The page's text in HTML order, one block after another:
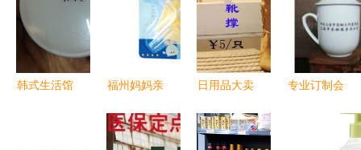
韩式生活馆
福州妈妈亲
哈奇宝宝安
日用品大卖
销，实惠到
专业订制会